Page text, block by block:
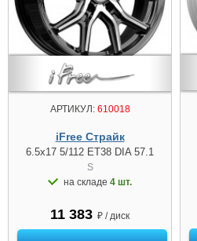
АРТИКУЛ:610018
iFree Страйк
6.5x17 5/112 ET38 DIA 57.1
S
на складе 4 шт.
11 383 ₽ / диск